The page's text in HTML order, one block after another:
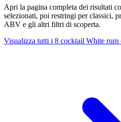
Apri la pagina completa dei risultati
selezionati, poi restringi per classici,
ABV e gli altri filtri di scoperta.
Visualizza tutti i 8 cocktail White rum